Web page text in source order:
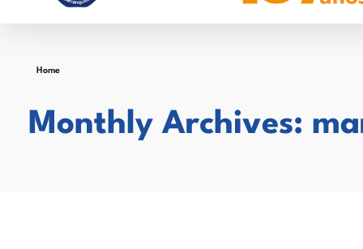
C
olegio Americano de Barranquilla
Home
Monthly Archives: